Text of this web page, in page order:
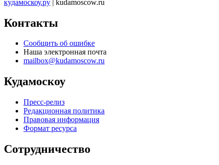
кудамоскоу.ру | kudamoscow.ru
Контакты
Сообщить об ошибке
Наша электронная почта
mailbox@kudamoscow.ru
Кудамоскоу
Пресс-релиз
Редакционная политика
Правовая информация
Формат ресурса
Сотрудничество